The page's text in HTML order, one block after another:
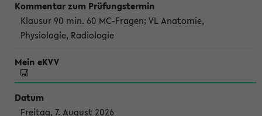
Klausur 90 min. 60 MC-Fragen; VL Anatomie,
Physiologie, Radiologie
Freitag, 7. August 2026